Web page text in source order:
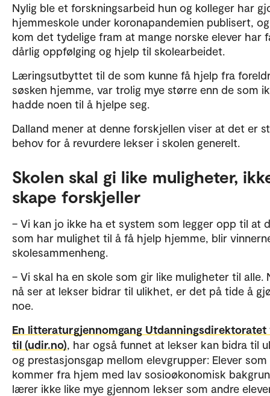
Nylig ble et forskningsarbeid hun og kolleger har
hjemmeskole under koronapandemien publisert,
kom det tydelige fram at mange norske elever har
dårlig oppfølging og hjelp til skolearbeidet.
Læringsutbyttet til de som kunne få hjelp fra
søsken hjemme, var trolig mye større enn de som
hadde noen til å hjelpe seg.
Dalland mener at denne forskjellen viser at det er
behov for å revurdere lekser i skolen generelt.
Skolen skal gi like muligheter,
skape forskjeller
– Vi kan jo ikke ha et system som legger opp til at
som har mulighet til å få hjelp hjemme, blir
skolesammenheng.
– Vi skal ha en skole som gir like muligheter til alle.
nå ser at lekser bidrar til ulikhet, er det på tide å
noe.
En litteraturgjennomgang Utdanningsdirektoratet
til (udir.no), har også funnet at lekser kan bidra til
og prestasjonsgap mellom elevgrupper: Elever som
kommer fra hjem med lav sosioøkonomisk
lærer ikke like mye gjennom lekser som andre